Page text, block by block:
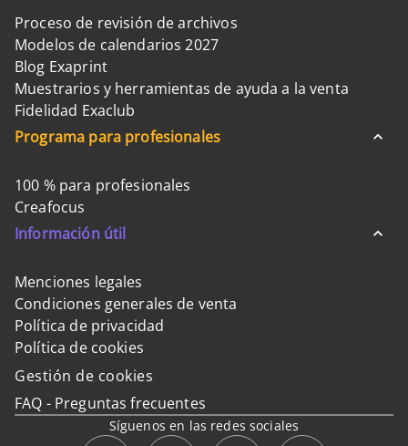
Proceso de revisión de archivos
Modelos de calendarios 2027
Blog Exaprint
Muestrarios y herramientas de ayuda a la venta
Fidelidad Exaclub
Programa para profesionales
100 % para profesionales
Creafocus
Información útil
Menciones legales
Condiciones generales de venta
Política de privacidad
Política de cookies
Gestión de cookies
FAQ - Preguntas frecuentes
Síguenos en las redes sociales